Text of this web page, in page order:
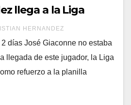
llega a la Liga
HERNANDEZ
días José Giaconne no estaba
llegada de este jugador, la Liga
refuerzo a la planilla